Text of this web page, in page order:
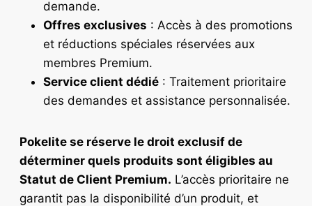
demande.
Offres exclusives : Accès à des promotions
et réductions spéciales réservées aux
membres Premium.
Service client dédié : Traitement prioritaire
des demandes et assistance personnalisée.
Pokelite se réserve le droit exclusif de
déterminer quels produits sont éligibles au
Statut de Client Premium. L’accès prioritaire ne
garantit pas la disponibilité d’un produit, et